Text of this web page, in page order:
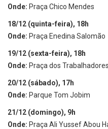
Onde: Praça Chico Mendes
18/12 (quinta-feira), 18h
Onde: Praça Enedina Salomão
19/12 (sexta-feira), 18h
Onde: Praça dos Trabalhadores
20/12 (sábado), 17h
Onde: Parque Tom Jobim
21/12 (domingo), 9h
Onde: Praça Ali Yussef Abou